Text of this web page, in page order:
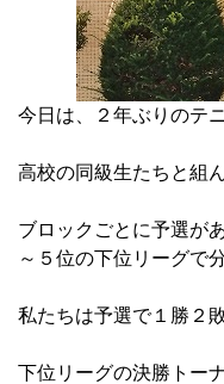
今日は、２年ぶりのテ
高校の同級生たちと組
ブロックごとに予選が
～５位の下位リーグで
私たちは予選で１勝２
下位リーグの決勝トー